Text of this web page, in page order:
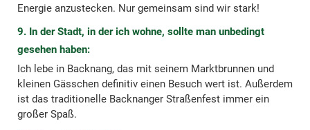
Energie anzustecken. Nur gemeinsam sind wir stark!
9. In der Stadt, in der ich wohne, sollte man unbedingt
gesehen haben:
Ich lebe in Backnang, das mit seinem Marktbrunnen und
kleinen Gässchen definitiv einen Besuch wert ist. Außerdem
ist das traditionelle Backnanger Straßenfest immer ein
großer Spaß.